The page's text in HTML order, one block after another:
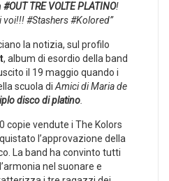
‪#‎OUT‬ TRE VOLTE PLATINO!
‪#‎Stashers‬ ‪#‎Kolored‬”
la notizia, sul profilo
, album di esordio della band
il 19 maggio quando i
scuola di Amici di Maria de
disco di platino
copie vendute i The Kolors
l’approvazione della
La band ha convinto tutti
nel suonare e